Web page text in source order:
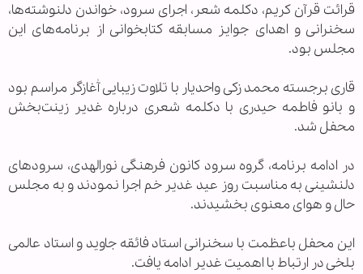
قرائت قرآن کریم، دکلمه شعر، اجرای سرود، خواندن دلنوشته‌ها،
سخنرانی و اهدای جوایز مسابقه کتابخوانی از برنامه‌های این
مجلس بود.
قاری برجسته محمد زکی واحدیار با تلاوت زیبایی آٰغازگر مراسم بود
و بانو فاطمه حیدری با دکلمه شعری درباره غدیر زینت‌بخش
محفل شد.
در ادامه برنامه، گروه سرود کانون فرهنگی نورالهدی، سرودهای
دلنشینی به مناسبت روز عید غدیر خم اجرا نمودند و به مجلس
حال و هوای معنوی بخشیدند.
این محفل باعظمت با سخنرانی استاد فائقه جاوید و استاد عالمی
بلخی در ارتباط با اهمیت غدیر ادامه یافت.